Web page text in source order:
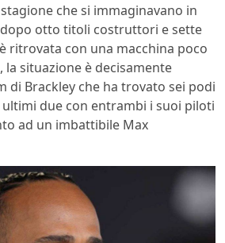
che si immaginavano in
otto titoli costruttori e sette
ritrovata con una macchina poco
la situazione è decisamente
di Brackley che ha trovato sei podi
due con entrambi i suoi piloti
ad un imbattibile Max